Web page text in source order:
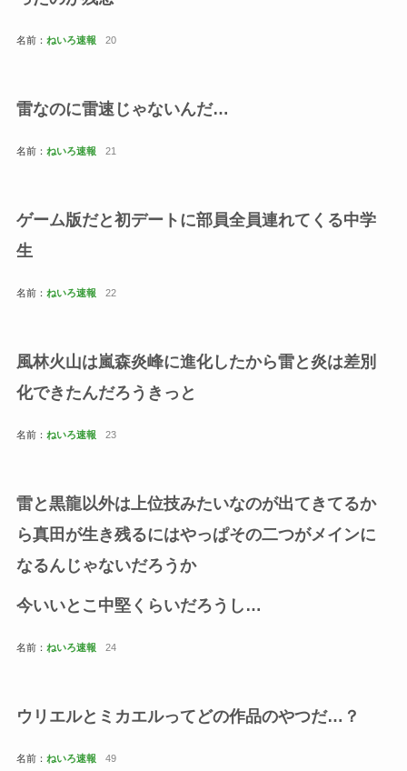
名前： ねいろ速報 20
雷なのに雷速じゃないんだ…
名前： ねいろ速報 21
ゲーム版だと初デートに部員全員連れてくる中学
生
名前： ねいろ速報 22
風林火山は嵐森炎峰に進化したから雷と炎は差別
化できたんだろうきっと
名前： ねいろ速報 23
雷と黒龍以外は上位技みたいなのが出てきてるか
ら真田が生き残るにはやっぱその二つがメインに
なるんじゃないだろうか
今いいとこ中堅くらいだろうし…
名前： ねいろ速報 24
ウリエルとミカエルってどの作品のやつだ…？
名前： ねいろ速報 49